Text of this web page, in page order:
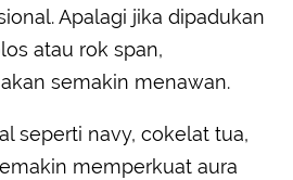
Apalagi jika dipadukan
atau rok span,
semakin menawan.
seperti navy, cokelat tua,
memperkuat aura